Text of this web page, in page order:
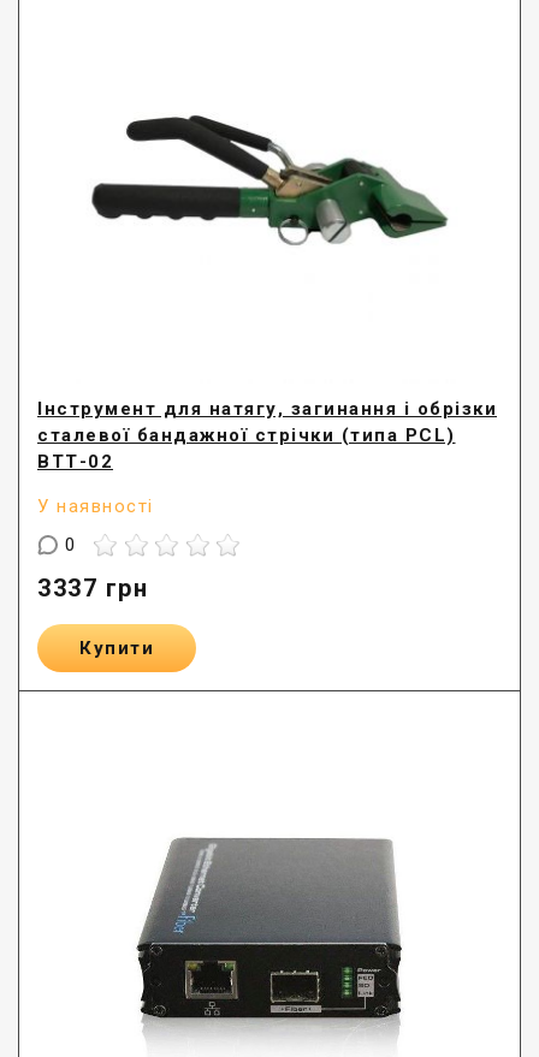
Інструмент для натягу, загинання і обрізки
сталевої бандажної стрічки (типа PCL)
BTТ-02
У наявності
0
3337 грн
Купити